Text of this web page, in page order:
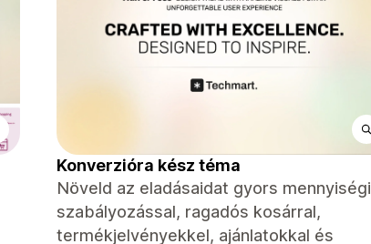
Konverzióra kész téma
Növeld az eladásaidat gyors mennyiségi
szabályozással, ragadós kosárral,
termékjelvényekkel, ajánlatokkal és